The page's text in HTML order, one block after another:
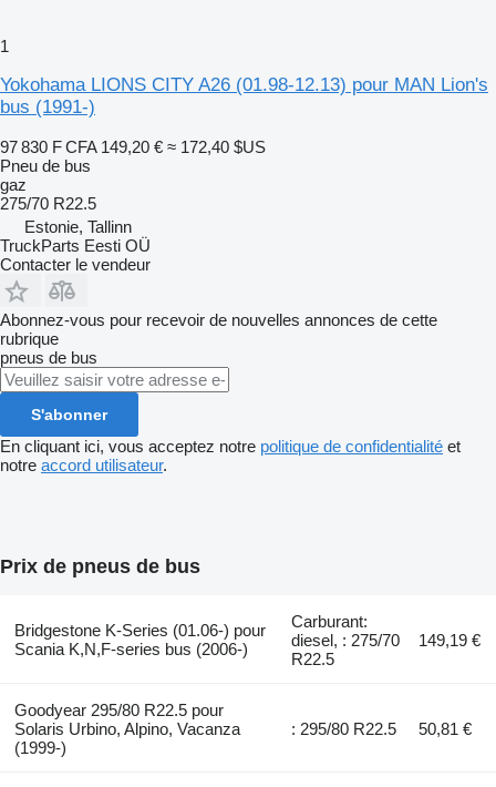
1
Yokohama LIONS CITY A26 (01.98-12.13) pour MAN Lion's
bus (1991-)
97 830 F CFA 149,20 € ≈ 172,40 $US
Pneu de bus
gaz
275/70 R22.5
Estonie, Tallinn
TruckParts Eesti OÜ
Contacter le vendeur
Abonnez-vous pour recevoir de nouvelles annonces de cette
rubrique
pneus de bus
S'abonner
En cliquant ici, vous acceptez notre politique de confidentialité et
notre accord utilisateur.
Prix de pneus de bus
Bridgestone K-Series (01.06-) pour
Scania K,N,F-series bus (2006-)
Carburant:
diesel, : 275/70
R22.5
149,19 €
Goodyear 295/80 R22.5 pour
Solaris Urbino, Alpino, Vacanza
(1999-)
: 295/80 R22.5 50,81 €